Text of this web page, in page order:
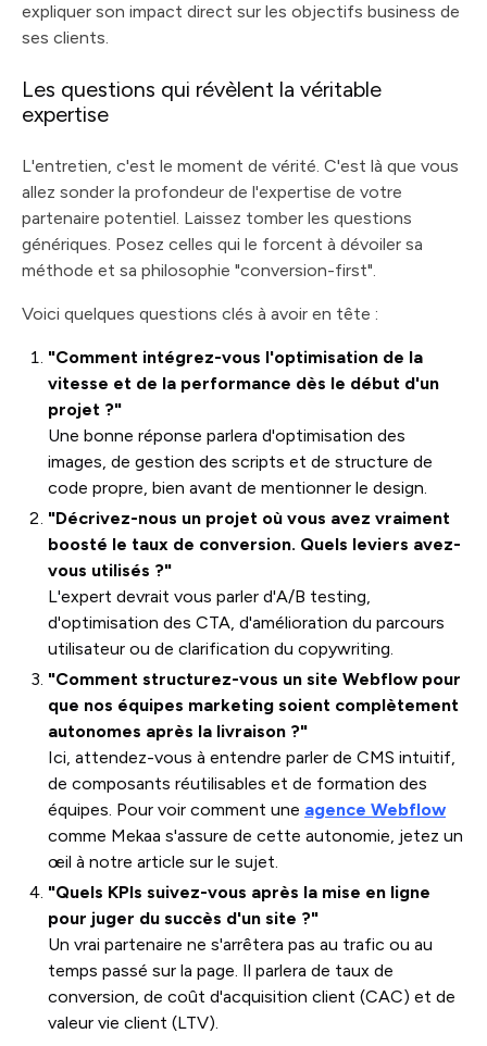
expliquer son impact direct sur les objectifs business de
ses clients.
Les questions qui révèlent la véritable
expertise
L'entretien, c'est le moment de vérité. C'est là que vous
allez sonder la profondeur de l'expertise de votre
partenaire potentiel. Laissez tomber les questions
génériques. Posez celles qui le forcent à dévoiler sa
méthode et sa philosophie "conversion-first".
Voici quelques questions clés à avoir en tête :
"Comment intégrez-vous l'optimisation de la
vitesse et de la performance dès le début d'un
projet ?"
Une bonne réponse parlera d'optimisation des
images, de gestion des scripts et de structure de
code propre, bien avant de mentionner le design.
"Décrivez-nous un projet où vous avez vraiment
boosté le taux de conversion. Quels leviers avez-
vous utilisés ?"
L'expert devrait vous parler d'A/B testing,
d'optimisation des CTA, d'amélioration du parcours
utilisateur ou de clarification du copywriting.
"Comment structurez-vous un site Webflow pour
que nos équipes marketing soient complètement
autonomes après la livraison ?"
Ici, attendez-vous à entendre parler de CMS intuitif,
de composants réutilisables et de formation des
équipes. Pour voir comment une agence Webflow
comme Mekaa s'assure de cette autonomie, jetez un
œil à notre article sur le sujet.
"Quels KPIs suivez-vous après la mise en ligne
pour juger du succès d'un site ?"
Un vrai partenaire ne s'arrêtera pas au trafic ou au
temps passé sur la page. Il parlera de taux de
conversion, de coût d'acquisition client (CAC) et de
valeur vie client (LTV).